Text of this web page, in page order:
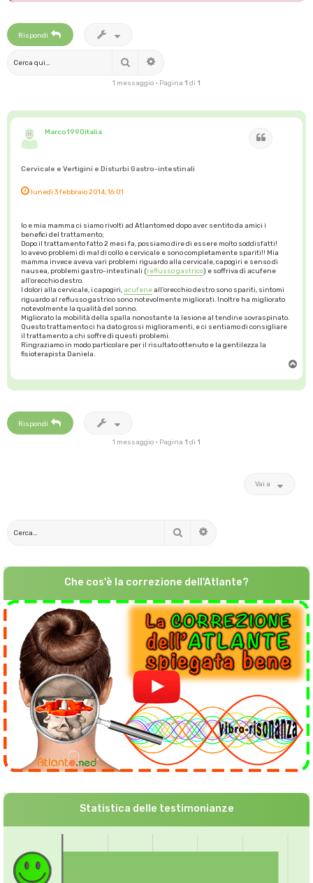
Rispondi
Cerca
1 messaggio • Pagina 1 di 1
Marco1990italia
Cervicale e Vertigini e Disturbi Gastro-intestinali
lunedì 3 febbraio 2014, 16:01
Io e mia mamma ci siamo rivolti ad Atlantomed dopo aver sentito da amici i
benefici del trattamento;
Dopo il trattamento fatto 2 mesi fa, possiamo dire di essere molto soddisfatti!
Io avevo problemi di mal di collo e cervicale e sono completamente spariti!! Mia
mamma invece aveva vari problemi riguardo alla cervicale, capogiri e senso di
nausea, problemi gastro-intestinali (reflusso gastrico) e soffriva di acufene
all'orecchio destro.
I dolori alla cervicale, i capogiri, acufeneall'orecchio destro sono spariti, sintomi
riguardo al reflusso gastrico sono notevolmente migliorati. Inoltre ha migliorato
notevolmente la qualità del sonno.
Migliorato la mobilità della spalla nonostante la lesione al tendine sovraspinato.
Questo trattamento ci ha dato grossi miglioramenti, e ci sentiamo di consigliare
il trattamento a chi soffre di questi problemi.
Ringraziamo in modo particolare per il risultato ottenuto e la gentilezza la
fisioterapista Daniela.
p
Rispondi
1 messaggio • Pagina 1 di 1
Vai a
Cerca
Che cos'è la correzione dell'Atlante?
Statistica delle testimonianze